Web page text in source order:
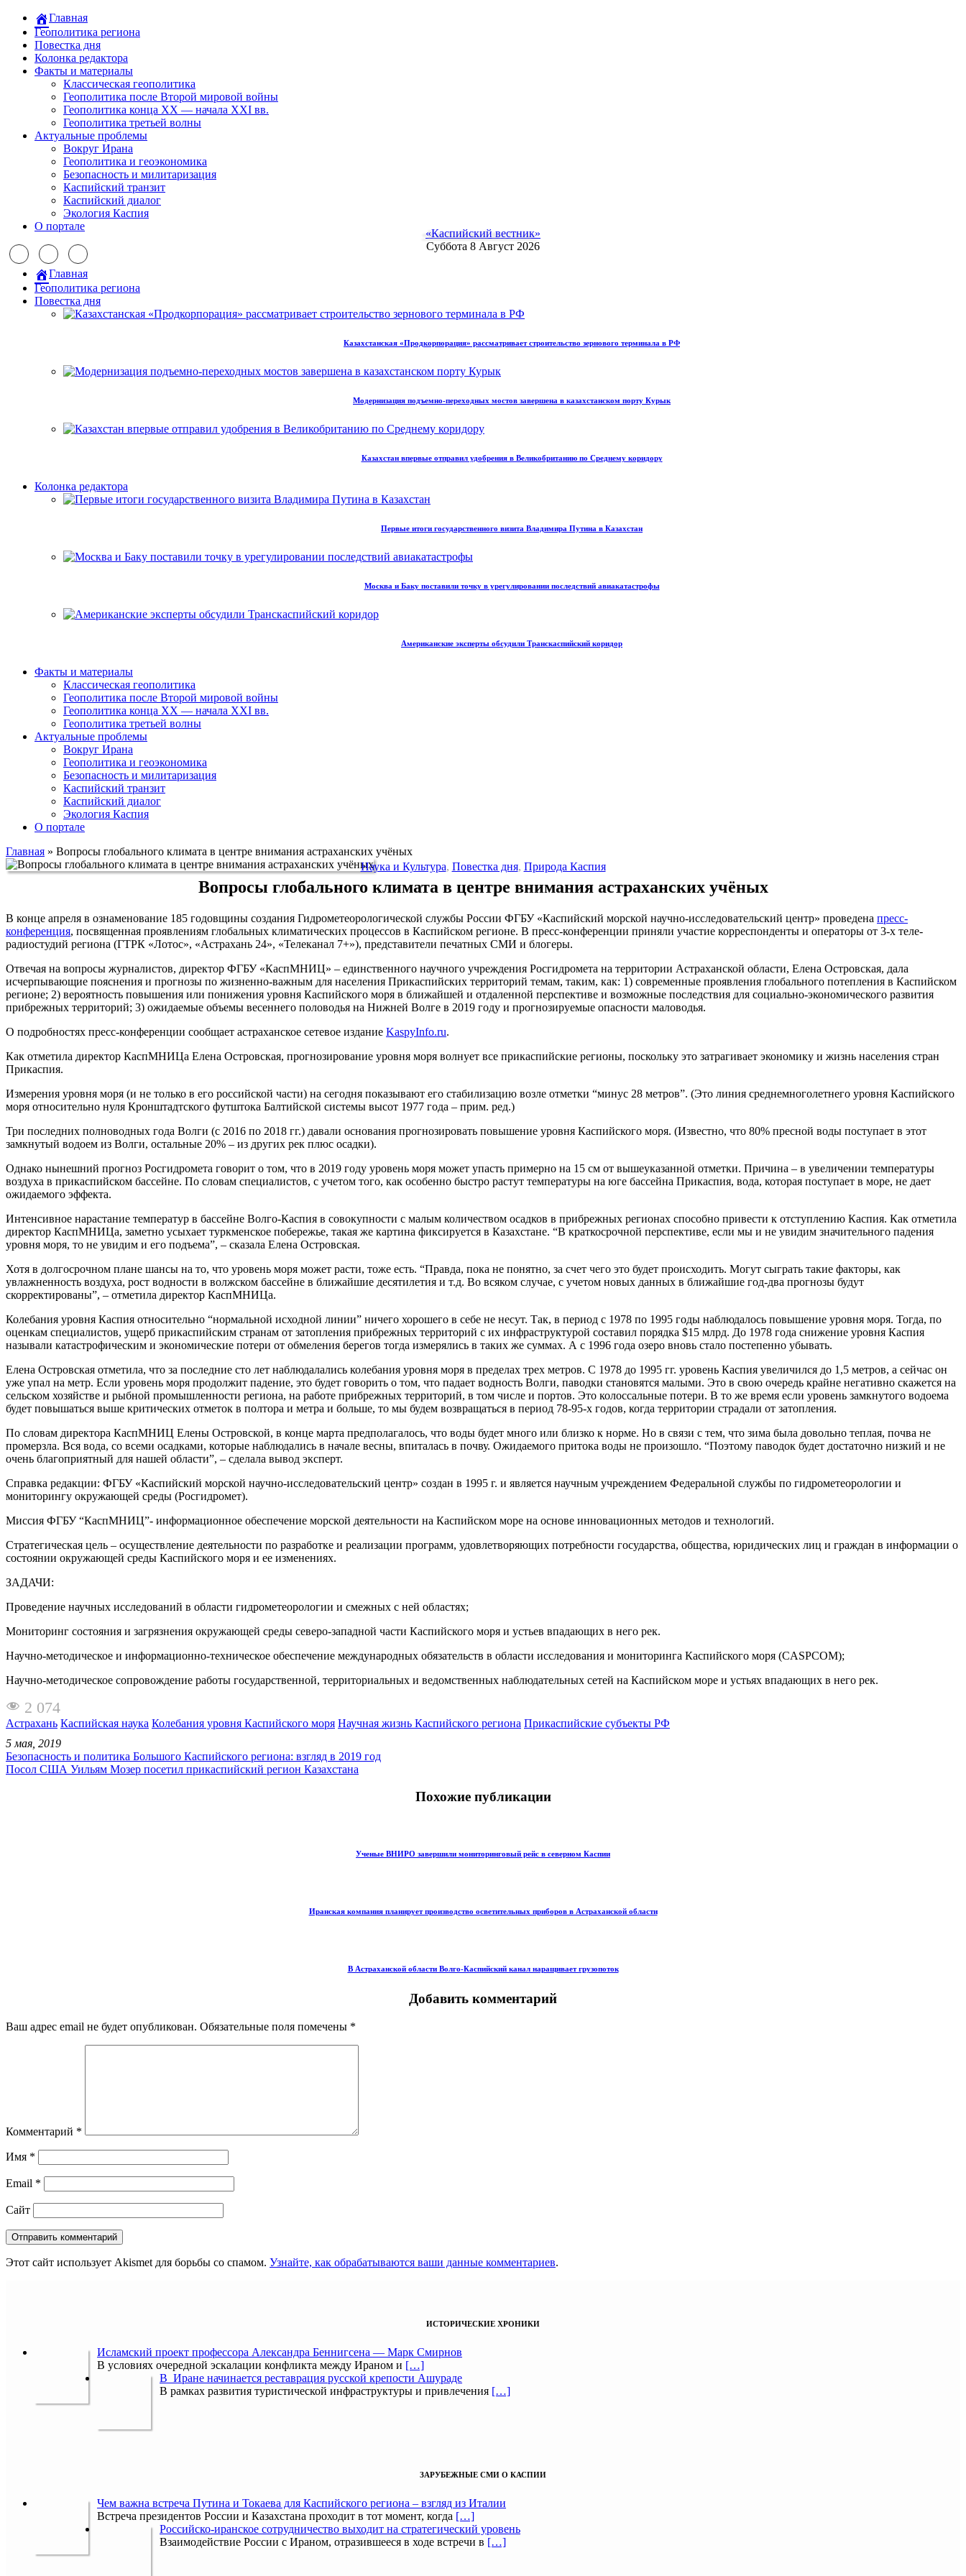
Главная
Геополитика региона
Повестка дня
Колонка редактора
Факты и материалы
Классическая геополитика
Геополитика после Второй мировой войны
Геополитика конца XX — начала XXI вв.
Геополитика третьей волны
Актуальные проблемы
Вокруг Ирана
Геополитика и геоэкономика
Безопасность и милитаризация
Каспийский транзит
Каспийский диалог
Экология Каспия
О портале
«Каспийский вестник»
Суббота 8 Август 2026
Главная
Геополитика региона
Повестка дня
Казахстанская «Продкорпорация» рассматривает строительство зернового терминала в РФ
Модернизация подъемно-переходных мостов завершена в казахстанском порту Курык
Казахстан впервые отправил удобрения в Великобританию по Среднему коридору
Колонка редактора
Первые итоги государственного визита Владимира Путина в Казахстан
Москва и Баку поставили точку в урегулировании последствий авиакатастрофы
Американские эксперты обсудили Транскаспийский коридор
Факты и материалы
Классическая геополитика
Геополитика после Второй мировой войны
Геополитика конца XX — начала XXI вв.
Геополитика третьей волны
Актуальные проблемы
Вокруг Ирана
Геополитика и геоэкономика
Безопасность и милитаризация
Каспийский транзит
Каспийский диалог
Экология Каспия
О портале
Главная » Вопросы глобального климата в центре внимания астраханских учёных
Наука и Культура, Повестка дня, Природа Каспия
Вопросы глобального климата в центре внимания астраханских учёных
В конце апреля в ознаменование 185 годовщины создания Гидрометеорологической службы России ФГБУ «Каспийский морской научно-исследовательский центр» проведена пресс-
конференция, посвященная проявлениям глобальных климатических процессов в Каспийском регионе. В пресс-конференции приняли участие корреспонденты и операторы от 3-х теле-
радиостудий региона (ГТРК «Лотос», «Астрахань 24», «Телеканал 7+»), представители печатных СМИ и блогеры.
Отвечая на вопросы журналистов, директор ФГБУ «КаспМНИЦ» – единственного научного учреждения Росгидромета на территории Астраханской области, Елена Островская, дала
исчерпывающие пояснения и прогнозы по жизненно-важным для населения Прикаспийских территорий темам, таким, как: 1) современные проявления глобального потепления в Каспийском
регионе; 2) вероятность повышения или понижения уровня Каспийского моря в ближайшей и отдаленной перспективе и возможные последствия для социально-экономического развития
прибрежных территорий; 3) ожидаемые объемы весеннего половодья на Нижней Волге в 2019 году и прогнозируемые опасности маловодья.
О подробностях пресс-конференции сообщает астраханское сетевое издание KaspyInfo.ru.
Как отметила директор КаспМНИЦа Елена Островская, прогнозирование уровня моря волнует все прикаспийские регионы, поскольку это затрагивает экономику и жизнь населения стран
Прикаспия.
Измерения уровня моря (и не только в его российской части) на сегодня показывают его стабилизацию возле отметки “минус 28 метров”. (Это линия среднемноголетнего уровня Каспийского
моря относительно нуля Кронштадтского футштока Балтийской системы высот 1977 года – прим. ред.)
Три последних полноводных года Волги (с 2016 по 2018 гг.) давали основания прогнозировать повышение уровня Каспийского моря. (Известно, что 80% пресной воды поступает в этот
замкнутый водоем из Волги, остальные 20% – из других рек плюс осадки).
Однако нынешний прогноз Росгидромета говорит о том, что в 2019 году уровень моря может упасть примерно на 15 см от вышеуказанной отметки. Причина – в увеличении температуры
воздуха в прикаспийском бассейне. По словам специалистов, с учетом того, как особенно быстро растут температуры на юге бассейна Прикаспия, вода, которая поступает в море, не дает
ожидаемого эффекта.
Интенсивное нарастание температур в бассейне Волго-Каспия в совокупности с малым количеством осадков в прибрежных регионах способно привести к отступлению Каспия. Как отметила
директор КаспМНИЦа, заметно усыхает туркменское побережье, такая же картина фиксируется в Казахстане. “В краткосрочной перспективе, если мы и не увидим значительного падения
уровня моря, то не увидим и его подъема”, – сказала Елена Островская.
Хотя в долгосрочном плане шансы на то, что уровень моря может расти, тоже есть. “Правда, пока не понятно, за счет чего это будет происходить. Могут сыграть такие факторы, как
увлажненность воздуха, рост водности в волжском бассейне в ближайшие десятилетия и т.д. Во всяком случае, с учетом новых данных в ближайшие год-два прогнозы будут
скорректированы”, – отметила директор КаспМНИЦа.
Колебания уровня Каспия относительно “нормальной исходной линии” ничего хорошего в себе не несут. Так, в период с 1978 по 1995 годы наблюдалось повышение уровня моря. Тогда, по
оценкам специалистов, ущерб прикаспийским странам от затопления прибрежных территорий с их инфраструктурой составил порядка $15 млрд. До 1978 года снижение уровня Каспия
называли катастрофическим и экономические потери от обмеления берегов тогда измерялись в таких же суммах. А с 1996 года озеро вновь стало постепенно убывать.
Елена Островская отметила, что за последние сто лет наблюдалались колебания уровня моря в пределах трех метров. С 1978 до 1995 гг. уровень Каспия увеличился до 1,5 метров, а сейчас он
уже упал на метр. Если уровень моря продолжит падение, это будет говорить о том, что падает водность Волги, паводки становятся малыми. Это в свою очередь крайне негативно скажется на
сельском хозяйстве и рыбной промышленности региона, на работе прибрежных территорий, в том числе и портов. Это колоссальные потери. В то же время если уровень замкнутого водоема
будет повышаться выше критических отметок в полтора и метра и больше, то мы будем возвращаться в период 78-95-х годов, когда территории страдали от затопления.
По словам директора Касп­МНИЦ Елены Островской, в конце марта предполагалось, что воды будет много или близко к норме. Но в связи с тем, что зима была довольно теплая, почва не
промерзла. Вся вода, со всеми осадками, которые наблюдались в начале весны, впиталась в почву. Ожидаемого притока воды не произошло. “Поэтому паводок будет достаточно низкий и не
очень благоприятный для нашей области”, – сделала вывод эксперт.
Справка редакции: ФГБУ «Каспийский морской научно-исследовательский центр» создан в 1995 г. и является научным учреждением Федеральной службы по гидрометеорологии и
мониторингу окружающей среды (Росгидромет).
Миссия ФГБУ “КаспМНИЦ”- информационное обеспечение морской деятельности на Каспийском море на основе инновационных методов и технологий.
Стратегическая цель – осуществление деятельности по разработке и реализации программ, удовлетворяющих потребности государства, общества, юридических лиц и граждан в информации о
состоянии окружающей среды Каспийского моря и ее изменениях.
ЗАДАЧИ:
Проведение научных исследований в области гидрометеорологии и смежных с ней областях;
Мониторинг состояния и загрязнения окружающей среды северо-западной части Каспийского моря и устьев впадающих в него рек.
Научно-методическое и информационно-техническое обеспечение международных обязательств в области исследования и мониторинга Каспийского моря (CASPCOM);
Научно-методическое сопровождение работы государственной, территориальных и ведомственных наблюдательных сетей на Каспийском море и устьях впадающих в него рек.
2 074
Астрахань Каспийская наука Колебания уровня Каспийского моря Научная жизнь Каспийского региона Прикаспийские субъекты РФ
5 мая, 2019
Безопасность и политика Большого Каспийского региона: взгляд в 2019 год
Посол США Уильям Мозер посетил прикаспийский регион Казахстана
Похожие публикации
Ученые ВНИРО завершили мониторинговый рейс в северном Каспии
Иранская компания планирует производство осветительных приборов в Астраханской области
В Астраханской области Волго-Каспийский канал наращивает грузопоток
Добавить комментарий
Ваш адрес email не будет опубликован. Обязательные поля помечены *
Комментарий *
Имя *
Email *
Сайт
Этот сайт использует Akismet для борьбы со спамом. Узнайте, как обрабатываются ваши данные комментариев.
ИСТОРИЧЕСКИЕ ХРОНИКИ
Исламский проект профессора Александра Беннигсена — Марк Смирнов
В условиях очередной эскалации конфликта между Ираном и […]
В Иране начинается реставрация русской крепости Ашураде
В рамках развития туристической инфраструктуры и привлечения […]
ЗАРУБЕЖНЫЕ СМИ О КАСПИИ
Чем важна встреча Путина и Токаева для Каспийского региона – взгляд из Италии
Встреча президентов России и Казахстана проходит в тот момент, когда […]
Российско-иранское сотрудничество выходит на стратегический уровень
Взаимодействие России с Ираном, отразившееся в ходе встречи в […]